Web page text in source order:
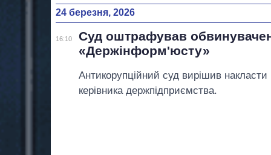
24 березня, 2026
16:10
Суд оштрафував
«Держінформ'юсту»
Антикорупційний суд вирішив
керівника держпідприємства.